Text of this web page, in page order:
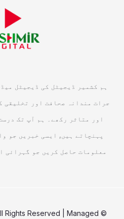
ہم کشمیر ڈیجیٹل کی ڈیجیٹل
جرات مندانہ صحافت اور تخلیقی
اور متاثر رکھے۔ ہم آپ تک
پہنچاتے ہیں, ایسی خبریں جو
معلومات حاصل کریں جو گہرائی
Rights Reserved | Managed